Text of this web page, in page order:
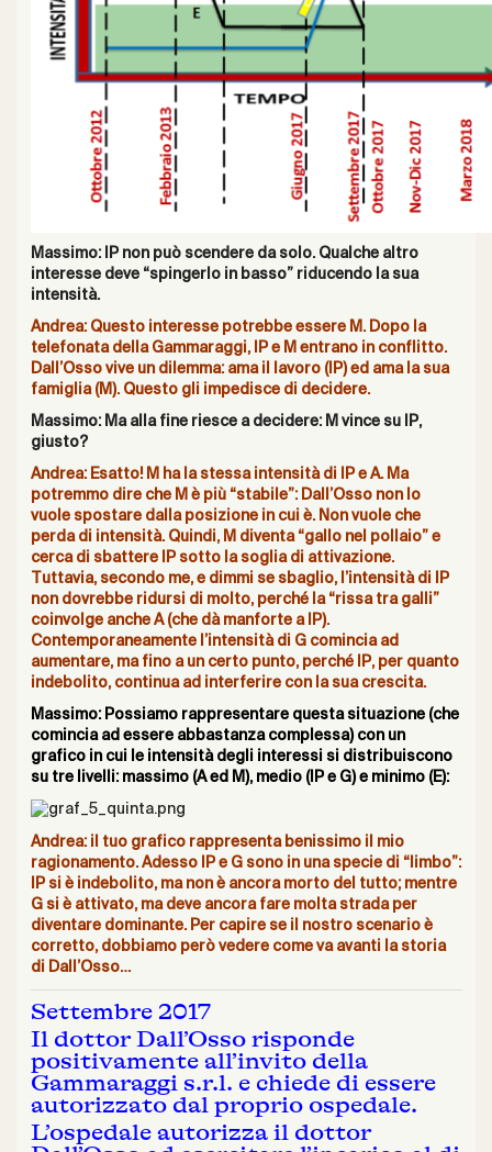
Massimo: IP non può scendere da solo. Qualche altro
interesse deve “spingerlo in basso” riducendo la sua
intensità.
Andrea: Questo interesse potrebbe essere M. Dopo la
telefonata della Gammaraggi, IP e M entrano in conflitto.
Dall’Osso vive un dilemma: ama il lavoro (IP) ed ama la sua
famiglia (M). Questo gli impedisce di decidere.
Massimo: Ma alla fine riesce a decidere: M vince su IP,
giusto?
Andrea: Esatto! M ha la stessa intensità di IP e A. Ma
potremmo dire che M è più “stabile”: Dall’Osso non lo
vuole spostare dalla posizione in cui è. Non vuole che
perda di intensità. Quindi, M diventa “gallo nel pollaio” e
cerca di sbattere IP sotto la soglia di attivazione.
Tuttavia, secondo me, e dimmi se sbaglio, l’intensità di IP
non dovrebbe ridursi di molto, perché la “rissa tra galli”
coinvolge anche A (che dà manforte a IP).
Contemporaneamente l’intensità di G comincia ad
aumentare, ma fino a un certo punto, perché IP, per quanto
indebolito, continua ad interferire con la sua crescita.
Massimo: Possiamo rappresentare questa situazione (che
comincia ad essere abbastanza complessa) con un
grafico in cui le intensità degli interessi si distribuiscono
su tre livelli: massimo (A ed M), medio (IP e G) e minimo (E):
Andrea: il tuo grafico rappresenta benissimo il mio
ragionamento. Adesso IP e G sono in una specie di “limbo”:
IP si è indebolito, ma non è ancora morto del tutto; mentre
G si è attivato, ma deve ancora fare molta strada per
diventare dominante. Per capire se il nostro scenario è
corretto, dobbiamo però vedere come va avanti la storia
di Dall’Osso…
Settembre 2017
Il dottor Dall’Osso risponde
positivamente all’invito della
Gammaraggi s.r.l. e chiede di essere
autorizzato dal proprio ospedale.
L’ospedale autorizza il dottor